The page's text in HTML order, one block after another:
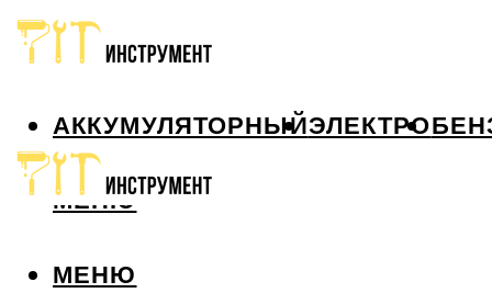
АККУМУЛЯТОРНЫЙЭЛЕКТРО
МЕНЮ
МЕНЮ